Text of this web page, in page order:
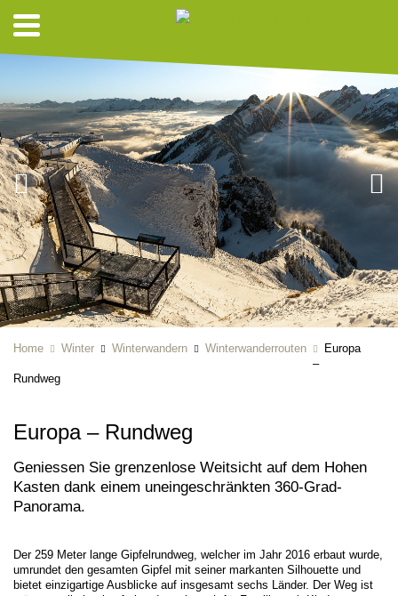
Home Winter Winterwandern Winterwanderrouten
Europa
–
Rundweg
Europa – Rundweg
Geniessen Sie grenzenlose Weitsicht auf dem Hohen
Kasten dank einem uneingeschränkten 360-Grad-
Panorama.
Der 259 Meter lange Gipfelrundweg, welcher im Jahr 2016 erbaut wurde,
umrundet den gesamten Gipfel mit seiner markanten Silhouette und
bietet einzigartige Ausblicke auf insgesamt sechs Länder. Der Weg ist